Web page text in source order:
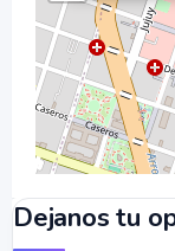
Dejanos tu